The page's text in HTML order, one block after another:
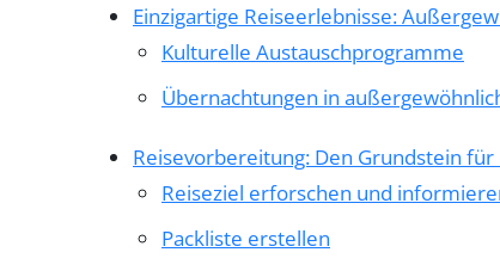
Einzigartige Reiseerlebnisse:
Kulturelle Austauschprogramme
Übernachtungen in
Reisevorbereitung: Den Grundstein
Reiseziel erforschen und
Packliste erstellen